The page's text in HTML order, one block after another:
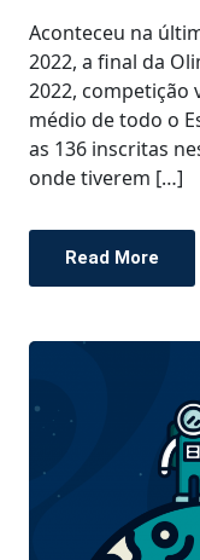
Aconteceu na
2022, a final da
2022, competição
médio de todo o
as 136 inscritas
onde tiverem […]
Read More